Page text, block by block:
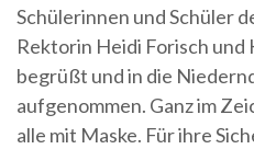
Schülerinnen und Schüler
Rektorin Heidi Forisch und
begrüßt und in die
aufgenommen. Ganz im
alle mit Maske. Für ihre